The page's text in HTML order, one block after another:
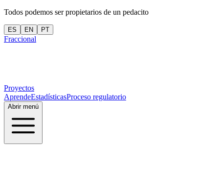
Todos podemos ser propietarios de un pedacito
ES EN PT
Fraccional
Proyectos
AprendeEstadísticasProceso regulatorio
Abrir menú